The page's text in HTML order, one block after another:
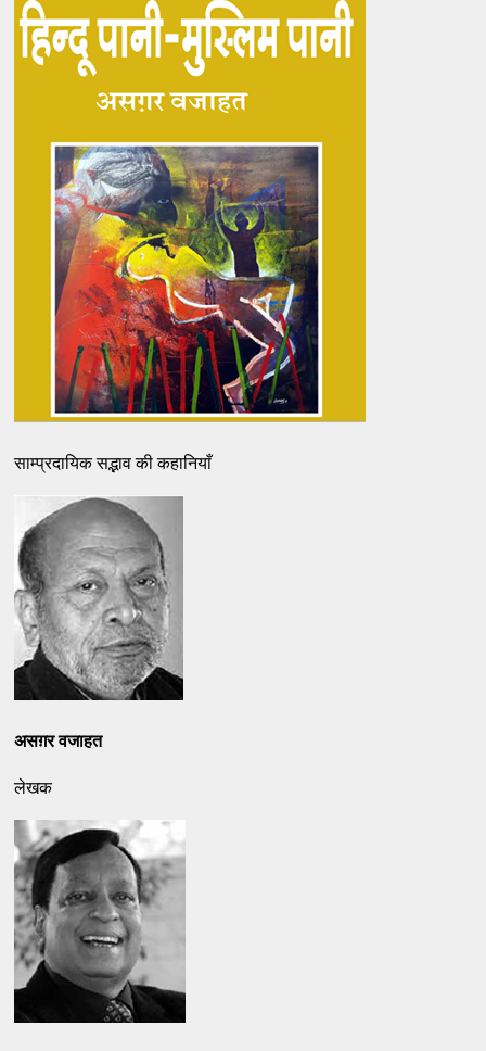
साम्प्रदायिक सद्भाव की कहानियाँ
असग़र वजाहत
लेखक